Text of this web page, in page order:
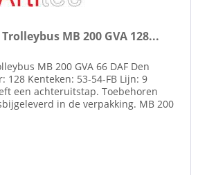
MB 200 GVA 128...
MB 200 GVA 66 DAF Den
128 Kenteken: 53-54-FB Lijn: 9
een achteruitstap. Toebehoren
in de verpakking. MB 200